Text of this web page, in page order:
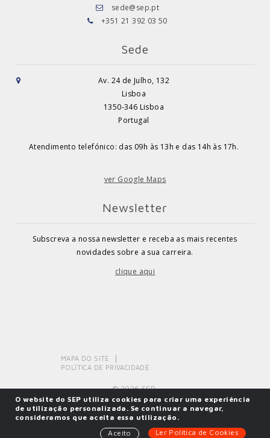
sede@sep.pt
+351 21 392 03 50
Sede
Av. 24 de Julho, 132
Lisboa
1350-346 Lisboa
Portugal
Atendimento telefónico: das 09h às 13h e das 14h às 17h.
ver Google Maps
Newsletter
Subscreva a nossa newsletter e receba as mais recentes
novidades sobre a sua carreira.
clique aqui
MAPA DO SITE
POLÍTICA DE PRIVACIDADE
© 2026 SEP.
Powered bySOLOS
O website do SEP utiliza cookies para criar uma experiência
de utilização personalizada. Se continuar a navegar,
consideramos que aceita essa utilização.
Ler Política de Cookies
Aceito